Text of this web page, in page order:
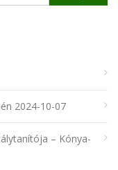
2024-10-07
– Kónya-